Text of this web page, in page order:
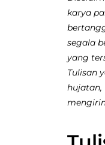
karya
segala
yang
Tulisan
hujatan,